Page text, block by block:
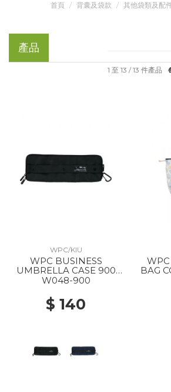
首頁 背囊及袋款 其他袋類及配
產品
1 至 13 / 13 件產品
WPC/KIU
WPC BUSINESS
UMBRELLA CASE 900
BLACK
W048-900
$ 140
WPC PACKABLE RAIN
BAG